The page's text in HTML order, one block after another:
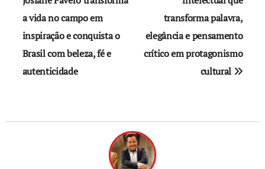
a vida no campo em
inspiração e conquista o
Brasil com beleza, fé e
autenticidade
transforma palavra,
elegância e pensamento
crítico em protagonismo
cultural